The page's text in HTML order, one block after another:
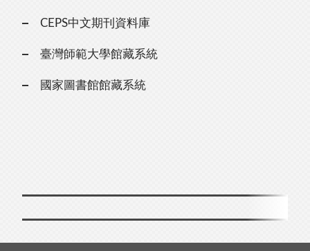
CEPS中文期刊資料庫
臺灣師範大學館藏系統
國家圖書館館藏系統